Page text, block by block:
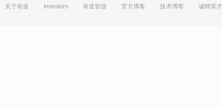
关于有道 Investors 有道智选 官方博客 技术博客 诚聘英才